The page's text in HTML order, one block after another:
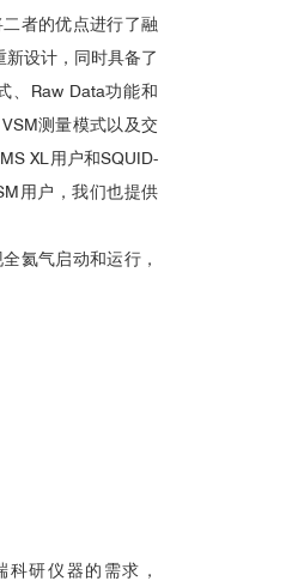
者的优点进行了融
设计，同时具备了
、Raw Data功能和
测量模式以及交
XL用户和SQUID-
用户，我们也提供
氦气启动和运行，
研仪器的需求，